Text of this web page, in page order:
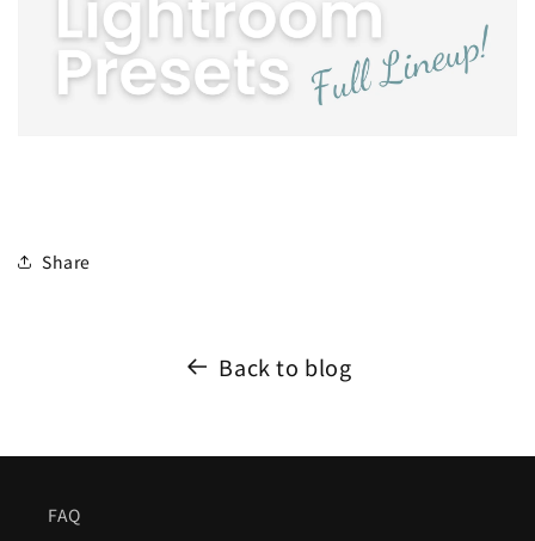
Share
Back to blog
FAQ